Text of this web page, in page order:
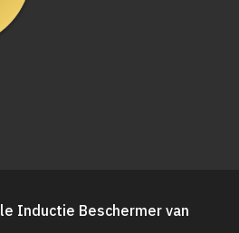
Inductie Beschermer van